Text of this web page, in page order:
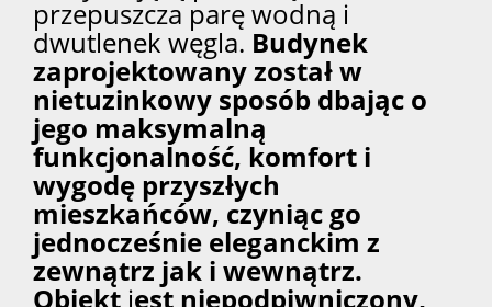
przepuszcza parę wodną i
dwutlenek węgla. Budynek
zaprojektowany został w
nietuzinkowy sposób dbając o
jego maksymalną
funkcjonalność, komfort i
wygodę przyszłych
mieszkańców, czyniąc go
jednocześnie eleganckim z
zewnątrz jak i wewnątrz.
Obiekt jest niepodpiwniczony,